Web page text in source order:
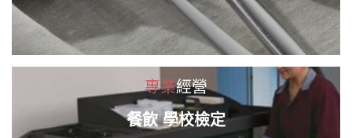
專業經營
餐飲 學校檢定